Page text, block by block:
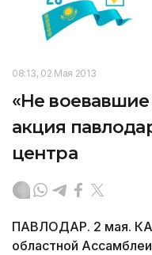
08:13, 02 Мая 2013
«Не
акция
центра
ПАВЛОДАР. 2 мая.
областной